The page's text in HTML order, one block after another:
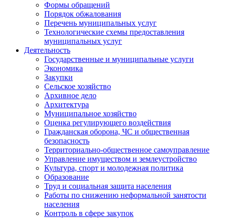
Формы обращений
Порядок обжалования
Перечень муниципальных услуг
Технологические схемы предоставления
муниципальных услуг
Деятельность
Государственные и муниципальные услуги
Экономика
Закупки
Сельское хозяйство
Архивное дело
Архитектура
Муниципальное хозяйство
Оценка регулирующего воздействия
Гражданская оборона, ЧС и общественная
безопасность
Территориально-общественное самоуправление
Управление имуществом и землеустройство
Культура, спорт и молодежная политика
Образование
Труд и социальная защита населения
Работы по снижению неформальной занятости
населения
Контроль в сфере закупок